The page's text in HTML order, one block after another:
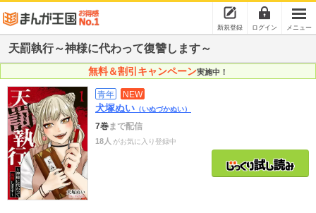
新規登録 ログイン メニュー
天罰執行～神様に代わって復讐します～
無料＆割引キャンペーン実施中！
青年 NEW
犬塚ぬい （いぬづかぬい）
7巻まで配信
18人 がお気に入り登録中